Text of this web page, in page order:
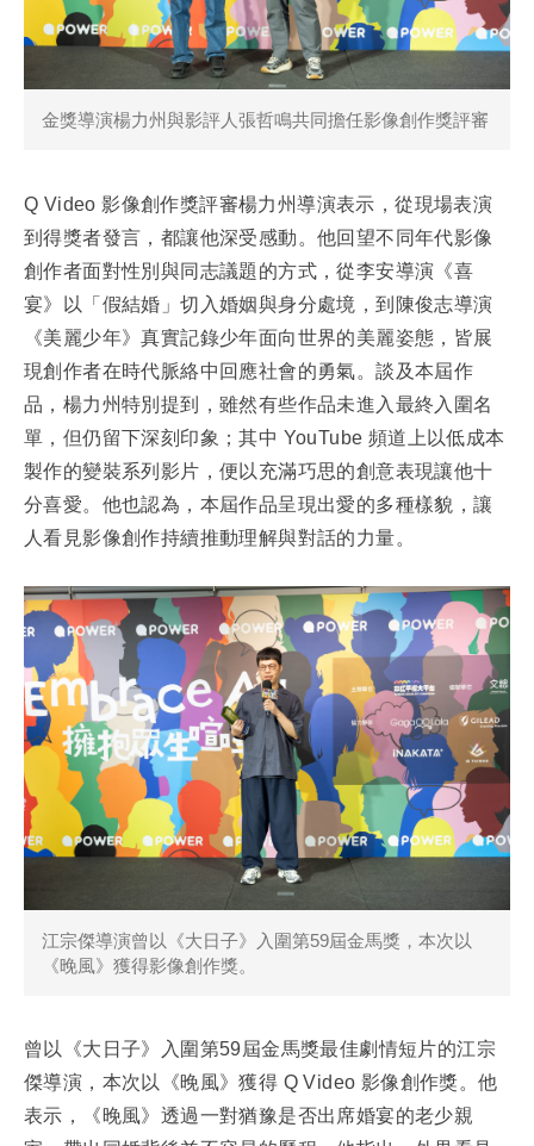
金獎導演楊力州與影評人張哲鳴共同擔任影像創作獎評審
Q Video 影像創作獎評審楊力州導演表示，從現場表演
到得獎者發言，都讓他深受感動。他回望不同年代影像
創作者面對性別與同志議題的方式，從李安導演《喜
宴》以「假結婚」切入婚姻與身分處境，到陳俊志導演
《美麗少年》真實記錄少年面向世界的美麗姿態，皆展
現創作者在時代脈絡中回應社會的勇氣。談及本屆作
品，楊力州特別提到，雖然有些作品未進入最終入圍名
單，但仍留下深刻印象；其中 YouTube 頻道上以低成本
製作的變裝系列影片，便以充滿巧思的創意表現讓他十
分喜愛。他也認為，本屆作品呈現出愛的多種樣貌，讓
人看見影像創作持續推動理解與對話的力量。
江宗傑導演曾以《大日子》入圍第59屆金馬獎，本次以
《晚風》獲得影像創作獎。
曾以《大日子》入圍第59屆金馬獎最佳劇情短片的江宗
傑導演，本次以《晚風》獲得 Q Video 影像創作獎。他
表示，《晚風》透過一對猶豫是否出席婚宴的老少親